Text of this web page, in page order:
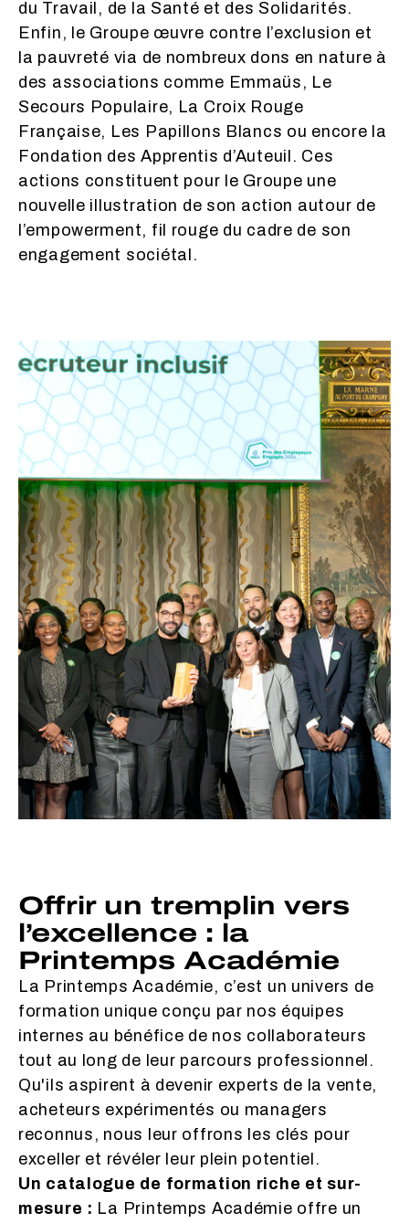
du Travail, de la Santé et des Solidarités.
Enfin, le Groupe œuvre contre l’exclusion et
la pauvreté via de nombreux dons en nature à
des associations comme Emmaüs, Le
Secours Populaire, La Croix Rouge
Française, Les Papillons Blancs ou encore la
Fondation des Apprentis d’Auteuil. Ces
actions constituent pour le Groupe une
nouvelle illustration de son action autour de
l’empowerment, fil rouge du cadre de son
engagement sociétal.
Offrir un tremplin vers
l’excellence : la
Printemps Académie
La Printemps Académie, c’est un univers de
formation unique conçu par nos équipes
internes au bénéfice de nos collaborateurs
tout au long de leur parcours professionnel.
Qu'ils aspirent à devenir experts de la vente,
acheteurs expérimentés ou managers
reconnus, nous leur offrons les clés pour
exceller et révéler leur plein potentiel.
Un catalogue de formation riche et sur-
mesure : La Printemps Académie offre un